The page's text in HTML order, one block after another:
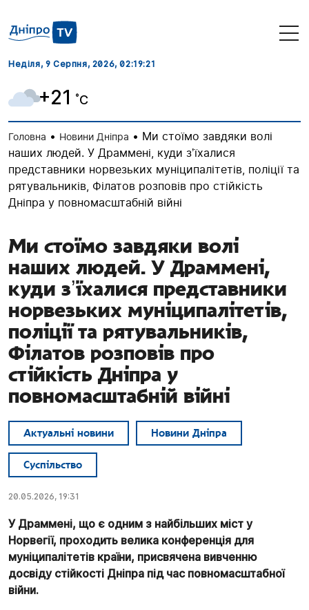
Неділя, 9 Серпня, 2026, 02:19:22
+21 ˚C
Головна • Новини Дніпра • Ми стоїмо завдяки волі
наших людей. У Драммені, куди зʼїхалися
представники норвезьких муніципалітетів, поліції та
рятувальників, Філатов розповів про стійкість
Дніпра у повномасштабній війні
Ми стоїмо завдяки волі
наших людей. У Драммені,
куди зʼїхалися представники
норвезьких муніципалітетів,
поліції та рятувальників,
Філатов розповів про
стійкість Дніпра у
повномасштабній війні
Актуальні новини Новини Дніпра
Суспільство
20.05.2026, 19:31
У Драммені, що є одним з найбільших міст у
Норвегії, проходить велика конференція для
муніципалітетів країни, присвячена вивченню
досвіду стійкості Дніпра під час повномасштабної
війни.